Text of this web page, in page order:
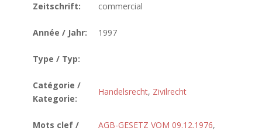
Zeitschrift:
commercial
Année / Jahr: 1997
Type / Typ:
Catégorie /
Kategorie:
Handelsrecht, Zivilrecht
Mots clef /
AGB-GESETZ VOM 09.12.1976,